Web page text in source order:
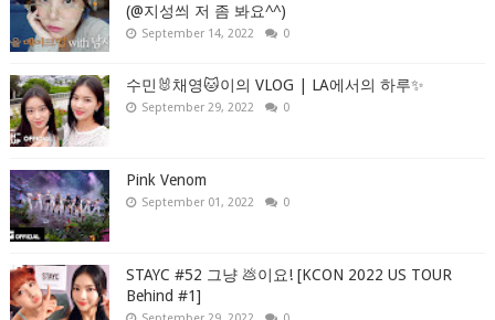
(@지성씌 저 좀 봐요^^)
September 14, 2022 0
수민🐰채영🐱이의 VLOG | LA에서의 하루✨
September 29, 2022 0
Pink Venom
September 01, 2022 0
STAYC #52 그냥 💩이요! [KCON 2022 US TOUR
Behind #1]